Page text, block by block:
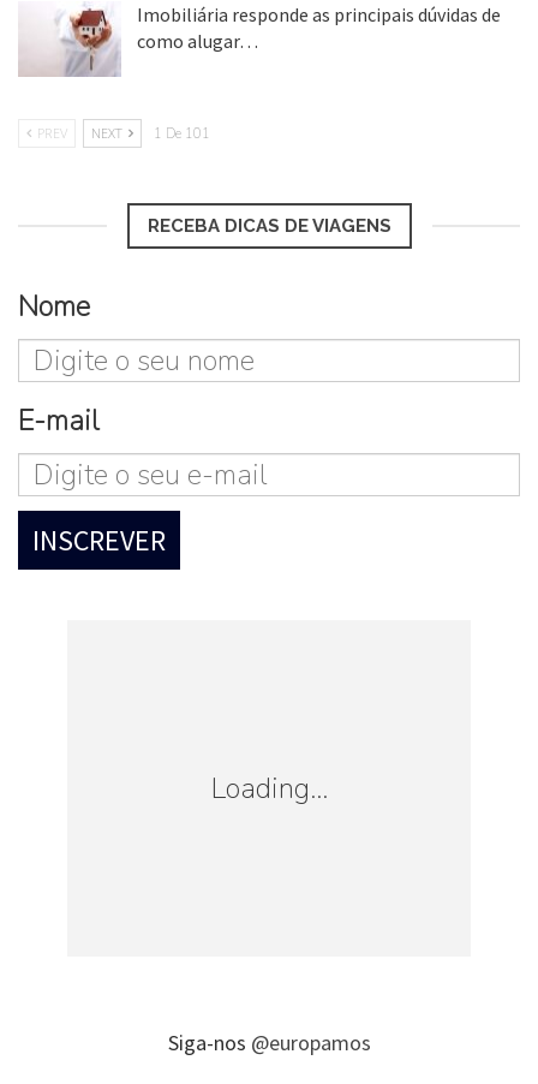
Imobiliária responde as principais dúvidas de
como alugar…
PREV NEXT 1 De 101
RECEBA DICAS DE VIAGENS
Nome
E-mail
Loading...
Siga-nos @europamos